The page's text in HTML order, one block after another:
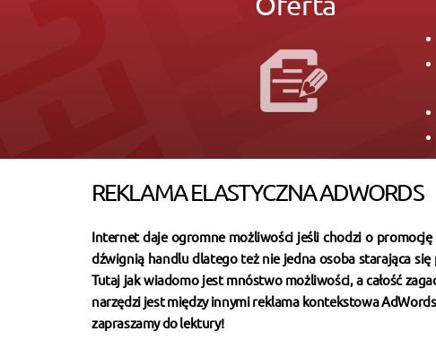
REKLAMA ELASTYCZNA ADWORDS
Internet daje ogromne możliwości jeśli chodzi o
dźwignią handlu dlatego też nie jedna osoba starająca
Tutaj jak wiadomo jest mnóstwo możliwości, a całość
narzędzi jest między innymi reklama kontekstowa
zapraszamy do lektury!